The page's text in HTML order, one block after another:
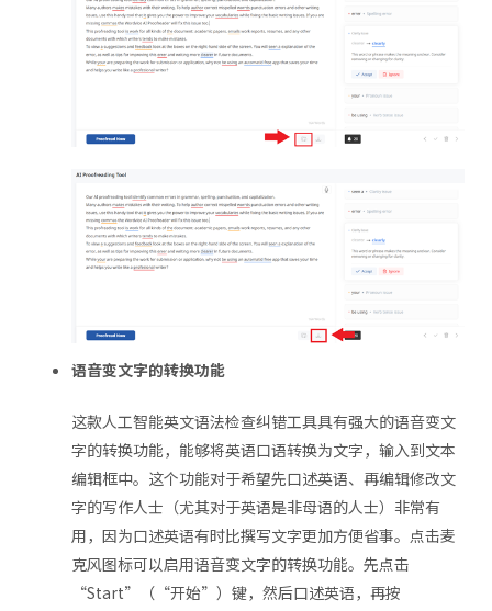
语音变文字的转换功能
这款人工智能英文语法检查纠错工具具有强大的语音变文
字的转换功能，能够将英语口语转换为文字，输入到文本
编辑框中。这个功能对于希望先口述英语、再编辑修改文
字的写作人士（尤其对于英语是非母语的人士）非常有
用，因为口述英语有时比撰写文字更加方便省事。点击麦
克风图标可以启用语音变文字的转换功能。先点击
“Start”（“开始”）键，然后口述英语，再按